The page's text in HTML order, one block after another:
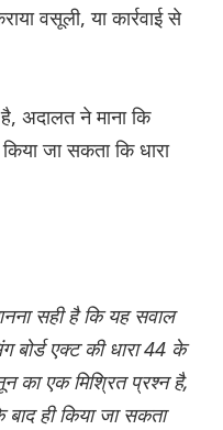
वसूली, या कार्रवाई से
है, अदालत ने माना कि
जा सकता कि धारा
​​सही है कि यह सवाल
बोर्ड एक्ट की धारा 44 के
का एक मिश्रित प्रश्न है,
ही किया जा सकता